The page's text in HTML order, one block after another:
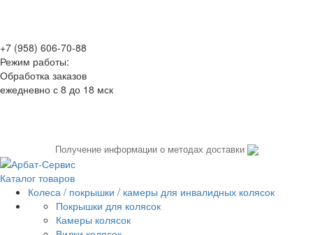
+7 (958) 606-70-88
Режим работы:
Обработка заказов
ежедневно с 8 до 18 мск
Получение информации о методах доставки
Каталог товаров
Колеса / покрышки / камеры для инвалидных колясок
Покрышки для колясок
Камеры колясок